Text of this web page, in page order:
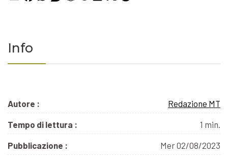
Info
Autore : Redazione MT
Tempo di lettura : 1 min.
Pubblicazione : Mer 02/08/2023